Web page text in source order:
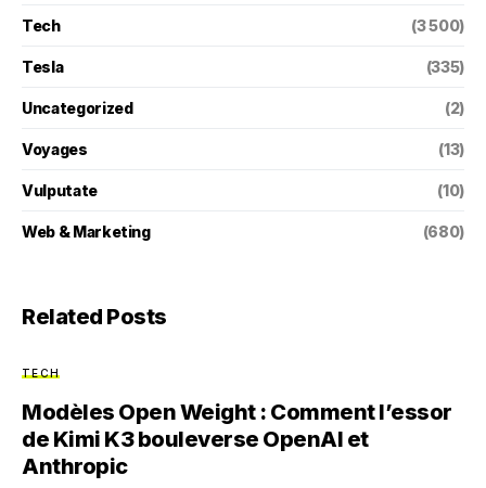
Tech (3 500)
Tesla (335)
Uncategorized (2)
Voyages (13)
Vulputate (10)
Web & Marketing (680)
Related Posts
TECH
Modèles Open Weight : Comment l’essor
de Kimi K3 bouleverse OpenAI et
Anthropic